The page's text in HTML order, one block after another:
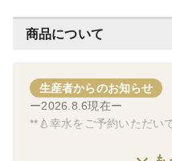
商品について
生産者からのお知らせ
ー2026.8.6現在ー
**🍐幸水をご予約いただい